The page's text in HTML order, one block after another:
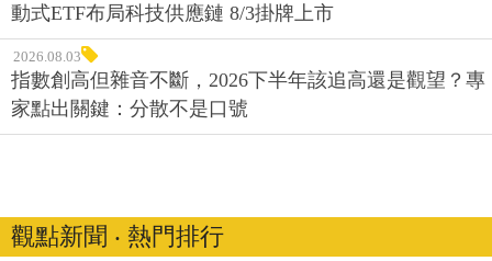
動式ETF布局科技供應鏈 8/3掛牌上市
2026.08.03
指數創高但雜音不斷，2026下半年該追高還是觀望？專
家點出關鍵：分散不是口號
觀點新聞 ‧ 熱門排行